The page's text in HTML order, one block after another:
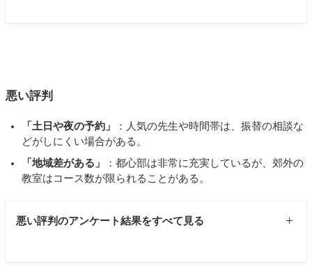
してしまっても優しく教えてくださります。最初はフルー
けましたが、細やかな動きの指導をしてくださり、大変勉
強になったため、こちらの方が講師をしてくださるのであ
れば安心して続けられると思い始めました。とにかく講師
の方々熱心で優しい方ばかりです。今では趣味で始めたフ
ので本格的にコンサートなども視野に入れて活動していま
悪い評判
「土日や夜の予約」
：人気の先生や時間帯は、振替の相談な
どがしにくい場合がある。
「地域差がある」
：都心部は非常に充実しているが、郊外の
教室はコース数が限られることがある。
悪い評判のアンケート結果をすべて見る